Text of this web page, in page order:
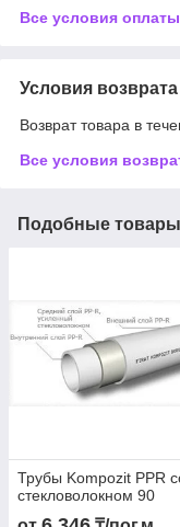
Все условия оплаты
Условия возврата
Возврат товара в
Все условия
Подобные
Трубы Kompozit PPR
стекловолокном 90